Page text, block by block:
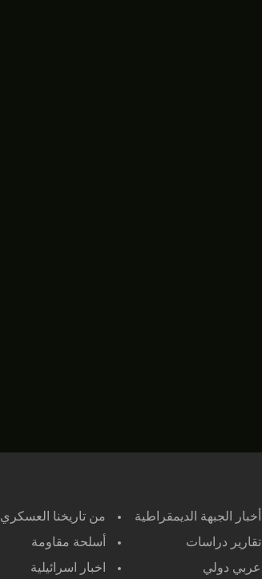
أخبار الجبهة الديمقراطية من تاريخنا العسكري
تقارير دراسات أسلحة مقاومة
عربي دولي اخبار اسرائيلية